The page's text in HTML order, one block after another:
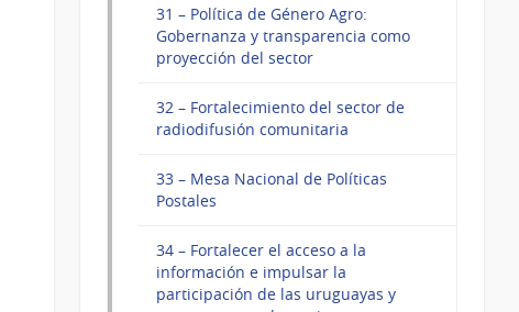
31 – Política de Género Agro:
Gobernanza y transparencia como
proyección del sector
32 – Fortalecimiento del sector de
radiodifusión comunitaria
33 – Mesa Nacional de Políticas
Postales
34 – Fortalecer el acceso a la
información e impulsar la
participación de las uruguayas y